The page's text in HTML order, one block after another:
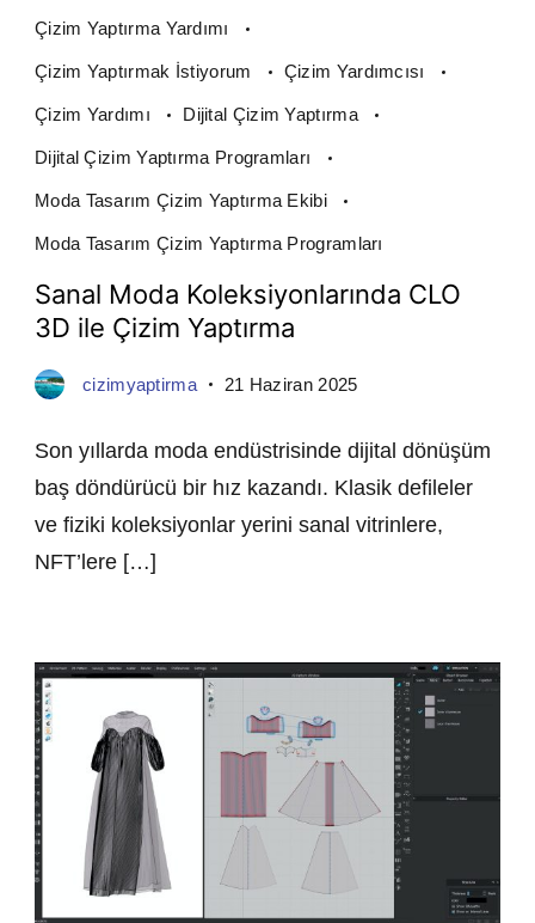
Çizim Yaptırma Yardımı
Çizim Yaptırmak İstiyorum Çizim Yardımcısı
Çizim Yardımı Dijital Çizim Yaptırma
Dijital Çizim Yaptırma Programları
Moda Tasarım Çizim Yaptırma Ekibi
Moda Tasarım Çizim Yaptırma Programları
Sanal Moda Koleksiyonlarında CLO
3D ile Çizim Yaptırma
cizimyaptirma 21 Haziran 2025
Son yıllarda moda endüstrisinde dijital dönüşüm
baş döndürücü bir hız kazandı. Klasik defileler
ve fiziki koleksiyonlar yerini sanal vitrinlere,
NFT’lere […]